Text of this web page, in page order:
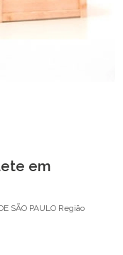
em
SÃO PAULO Região